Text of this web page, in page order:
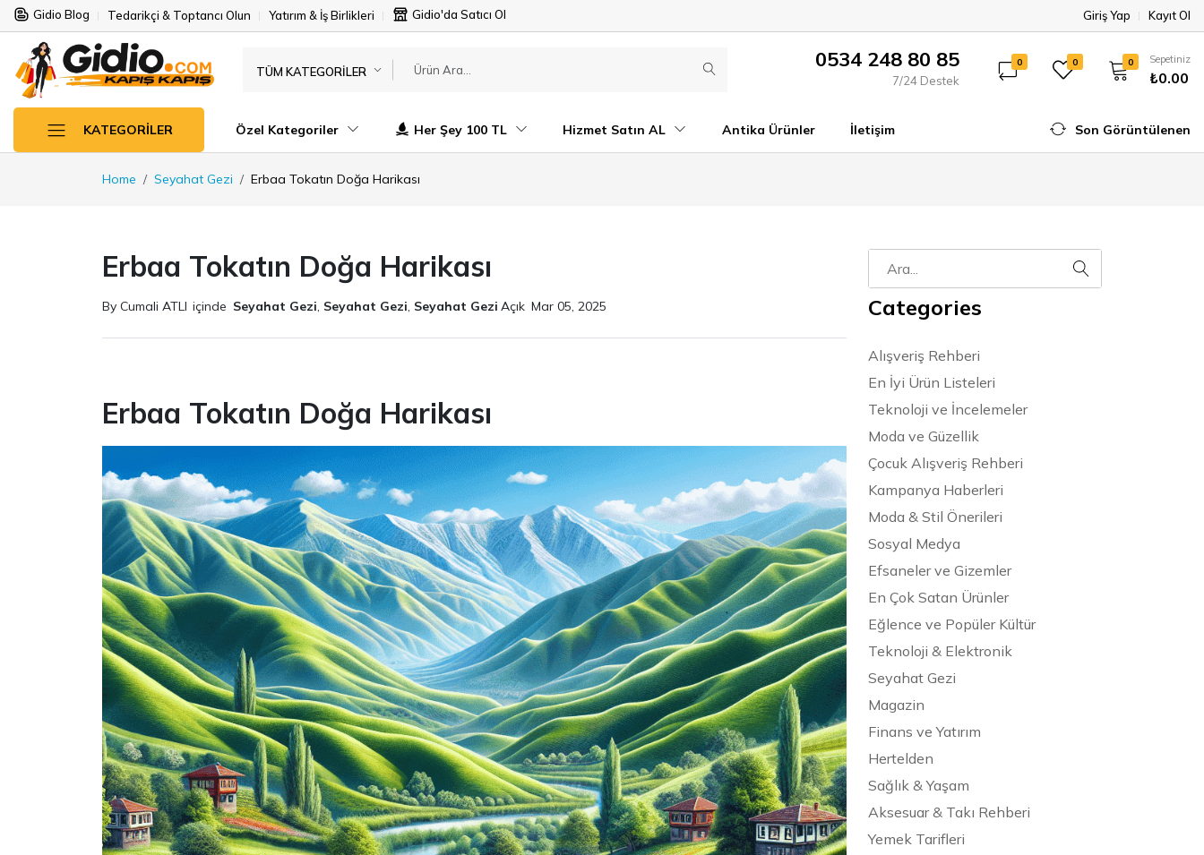
Gidio Blog Tedarikçi & Toptancı Olun Yatırım & İş Birlikleri Gidio'da Satıcı Ol Giriş Yap Kayıt Ol
TÜM KATEGORILER 0534 248 80 85
7/24 Destek
0 0 0 Sepetiniz
₺0.00
KATEGORILER Özel Kategoriler Her Şey 100 TL Hizmet Satın AL Antika Ürünler İletişim Son Görüntülenen
Home Seyahat Gezi Erbaa Tokatın Doğa Harikası
Erbaa Tokatın Doğa Harikası
By Cumali ATLI içinde Seyahat Gezi Seyahat Gezi Seyahat Gezi Açık Mar 05, 2025
Erbaa Tokatın Doğa Harikası
Categories
Alışveriş Rehberi
En İyi Ürün Listeleri
Teknoloji ve İncelemeler
Moda ve Güzellik
Çocuk Alışveriş Rehberi
Kampanya Haberleri
Moda & Stil Önerileri
Sosyal Medya
Efsaneler ve Gizemler
En Çok Satan Ürünler
Eğlence ve Popüler Kültür
Teknoloji & Elektronik
Seyahat Gezi
Magazin
Finans ve Yatırım
Hertelden
Sağlık & Yaşam
Aksesuar & Takı Rehberi
Yemek Tarifleri